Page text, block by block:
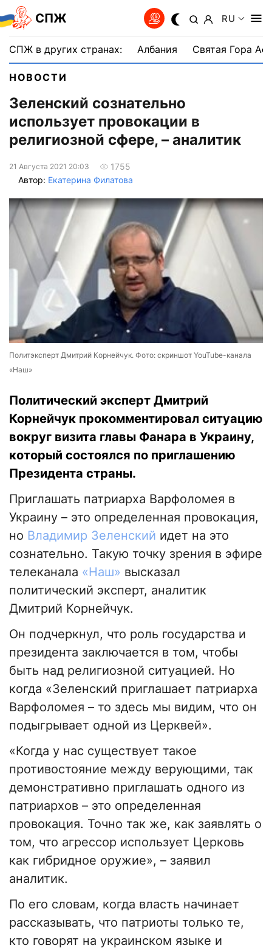
СПЖ RU
СПЖ в других странах: Албания Святая Гора
НОВОСТИ
Зеленский сознательно
использует провокации в
религиозной сфере, – аналитик
21 Августа 2021 20:03
1755
Автор: Екатерина Филатова
Политэксперт Дмитрий Корнейчук. Фото: скриншот YouTube-канала
«Наш»
Политический эксперт Дмитрий
Корнейчук прокомментировал ситуацию
вокруг визита главы Фанара в Украину,
который состоялся по приглашению
Президента страны.
Приглашать патриарха Варфоломея в
Украину – это определенная провокация,
но Владимир Зеленский идет на это
сознательно. Такую точку зрения в эфире
телеканала «Наш» высказал
политический эксперт, аналитик
Дмитрий Корнейчук.
Он подчеркнул, что роль государства и
президента заключается в том, чтобы
быть над религиозной ситуацией. Но
когда «Зеленский приглашает патриарха
Варфоломея – то здесь мы видим, что он
подыгрывает одной из Церквей».
«Когда у нас существует такое
противостояние между верующими, так
демонстративно приглашать одного из
патриархов – это определенная
провокация. Точно так же, как заявлять о
том, что агрессор использует Церковь
как гибридное оружие», – заявил
аналитик.
По его словам, когда власть начинает
рассказывать, что патриоты только те,
кто говорят на украинском языке и